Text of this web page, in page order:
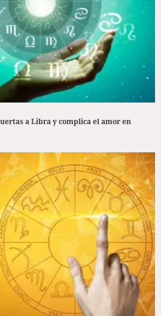
a Libra y complica el amor en